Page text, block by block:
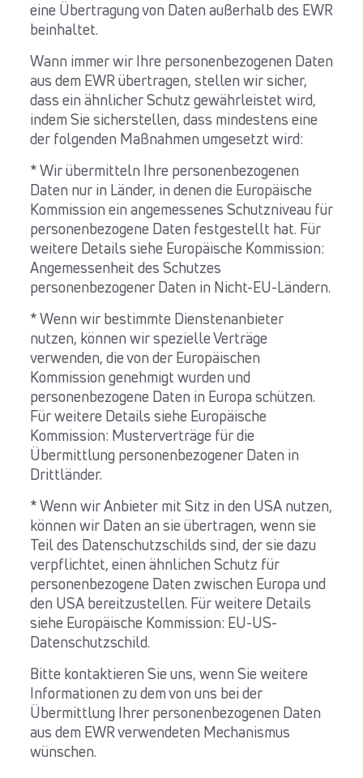
eine Übertragung von Daten außerhalb des EWR
beinhaltet.
Wann immer wir Ihre personenbezogenen Daten
aus dem EWR übertragen, stellen wir sicher,
dass ein ähnlicher Schutz gewährleistet wird,
indem Sie sicherstellen, dass mindestens eine
der folgenden Maßnahmen umgesetzt wird:
* Wir übermitteln Ihre personenbezogenen
Daten nur in Länder, in denen die Europäische
Kommission ein angemessenes Schutzniveau für
personenbezogene Daten festgestellt hat. Für
weitere Details siehe Europäische Kommission:
Angemessenheit des Schutzes
personenbezogener Daten in Nicht-EU-Ländern.
* Wenn wir bestimmte Dienstenanbieter
nutzen, können wir spezielle Verträge
verwenden, die von der Europäischen
Kommission genehmigt wurden und
personenbezogene Daten in Europa schützen.
Für weitere Details siehe Europäische
Kommission: Musterverträge für die
Übermittlung personenbezogener Daten in
Drittländer.
* Wenn wir Anbieter mit Sitz in den USA nutzen,
können wir Daten an sie übertragen, wenn sie
Teil des Datenschutzschilds sind, der sie dazu
verpflichtet, einen ähnlichen Schutz für
personenbezogene Daten zwischen Europa und
den USA bereitzustellen. Für weitere Details
siehe Europäische Kommission: EU-US-
Datenschutzschild.
Bitte kontaktieren Sie uns, wenn Sie weitere
Informationen zu dem von uns bei der
Übermittlung Ihrer personenbezogenen Daten
aus dem EWR verwendeten Mechanismus
wünschen.